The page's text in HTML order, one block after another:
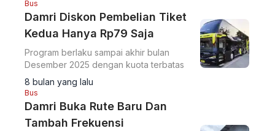
Bus
Damri Diskon Pembelian Tiket
Kedua Hanya Rp79 Saja
Program berlaku sampai akhir bulan
Desember 2025 dengan kuota terbatas
8 bulan yang lalu
Bus
Damri Buka Rute Baru Dan
Tambah Frekuensi